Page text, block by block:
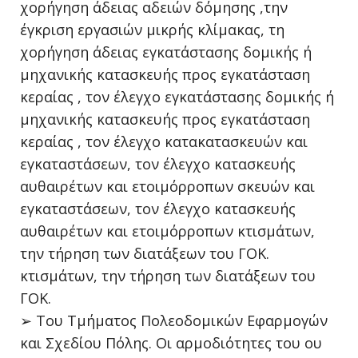
χορήγηση άδειας αδειών δόμησης ,την
έγκριση εργασιών μικρής κλίμακας, τη
χορήγηση άδειας εγκατάστασης δομικής ή
μηχανικής κατασκευής προς εγκατάσταση
κεραίας , τον έλεγχο εγκατάστασης δομικής ή
μηχανικής κατασκευής προς εγκατάσταση
κεραίας , τον έλεγχο κατακατασκευών και
εγκαταστάσεων, τον έλεγχο κατασκευής
αυθαιρέτων και ετοιμόρροπων σκευών και
εγκαταστάσεων, τον έλεγχο κατασκευής
αυθαιρέτων και ετοιμόρροπων κτισμάτων,
την τήρηση των διατάξεων του ΓΟΚ.
κτισμάτων, την τήρηση των διατάξεων του
ΓΟΚ.
➢ Tου Τμήματος Πολεοδομικών Εφαρμογών
και Σχεδίου Πόλης. Οι αρμοδιότητες του ου